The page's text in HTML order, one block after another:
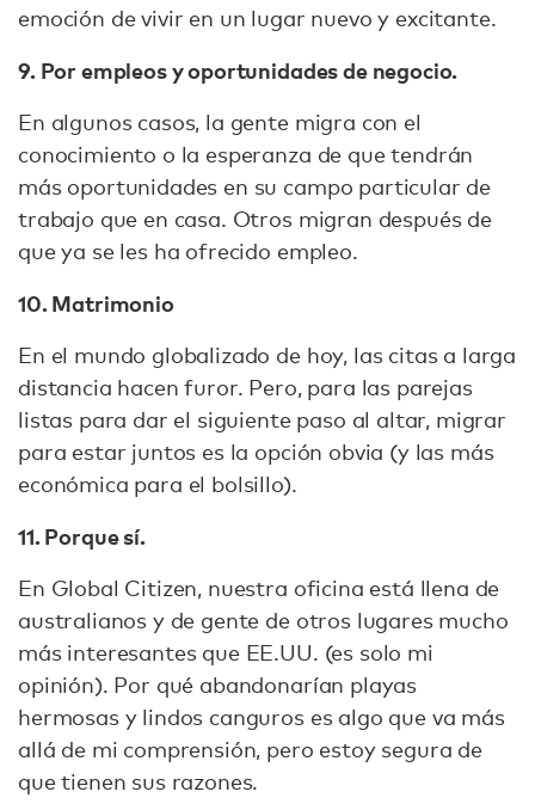
emoción de vivir en un lugar nuevo y excitante.
9. Por empleos y oportunidades de negocio.
En algunos casos, la gente migra con el
conocimiento o la esperanza de que tendrán
más oportunidades en su campo particular de
trabajo que en casa. Otros migran después de
que ya se les ha ofrecido empleo.
10. Matrimonio
En el mundo globalizado de hoy, las citas a larga
distancia hacen furor. Pero, para las parejas
listas para dar el siguiente paso al altar, migrar
para estar juntos es la opción obvia (y las más
económica para el bolsillo).
11. Porque sí.
En Global Citizen, nuestra oficina está llena de
australianos y de gente de otros lugares mucho
más interesantes que EE.UU. (es solo mi
opinión). Por qué abandonarían playas
hermosas y lindos canguros es algo que va más
allá de mi comprensión, pero estoy segura de
que tienen sus razones.